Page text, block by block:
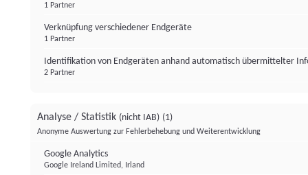
1 Partner
Verknüpfung verschiedener Endgeräte
1 Partner
Identifikation von Endgeräten anhand automatisch übermittelter
2 Partner
Analyse / Statistik (nicht IAB) (1)
Anonyme Auswertung zur Fehlerbehebung und Weiterentwicklung
Google Analytics
Google Ireland Limited, Irland
Institutional Money
ImpressumDatenschutzerklärung